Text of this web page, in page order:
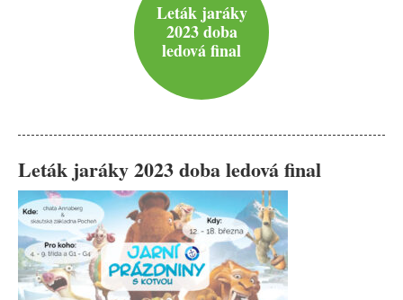
Leták jaráky
2023 doba
ledová final
Leták jaráky 2023 doba ledová final